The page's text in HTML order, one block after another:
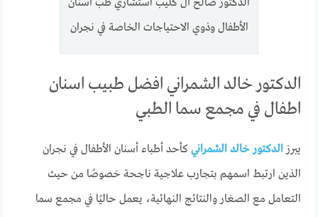
الأطفال وذوي الاحتياجات الخاصة في نجران
الدكتور خالد الشمراني افضل طبيب اسنان
اطفال في مجمع سما الطبي
يبرزالدكتور خالد الشمراني كأحد أطباء أسنان الأطفال في نجران
الذين ارتبط اسمهم بتجارب علاجية ناجحة خصوصًا من حيث
التعامل مع الصغار والنتائج النهائية، يعمل حاليًا في مجمع سما